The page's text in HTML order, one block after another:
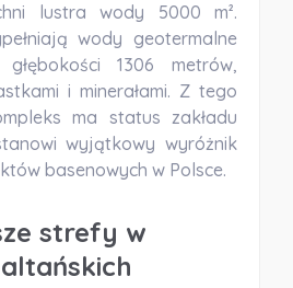
lustra wody 5000 m².
wody geotermalne
1306 metrów,
i minerałami. Z tego
ma status zakładu
wyjątkowy wyróżnik
basenowych w Polsce.
strefy w